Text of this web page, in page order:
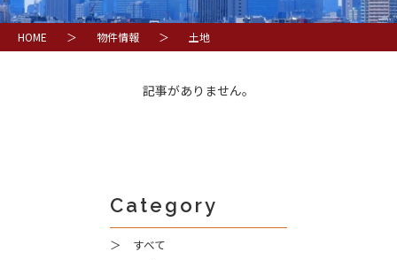
HOME ＞ 物件情報 ＞ 土地
記事がありません。
Category
＞ すべて